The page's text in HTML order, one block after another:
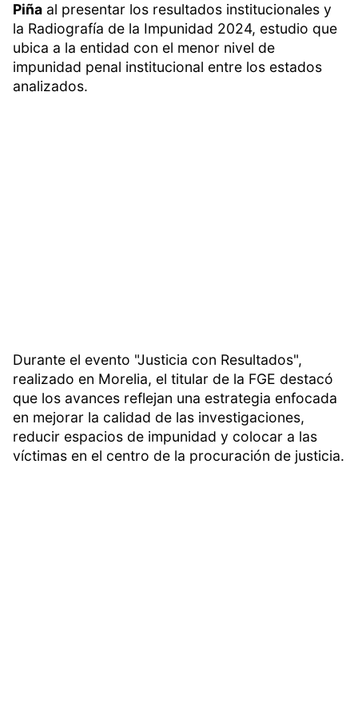
Piña al presentar los resultados institucionales y
la Radiografía de la Impunidad 2024, estudio que
ubica a la entidad con el menor nivel de
impunidad penal institucional entre los estados
analizados.
Durante el evento "Justicia con Resultados",
realizado en Morelia, el titular de la FGE destacó
que los avances reflejan una estrategia enfocada
en mejorar la calidad de las investigaciones,
reducir espacios de impunidad y colocar a las
víctimas en el centro de la procuración de justicia.